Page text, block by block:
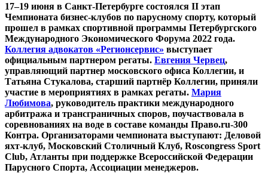
17–19 июня в Санкт-Петербурге состоялся II этап
Чемпионата бизнес-клубов по парусному спорту, который
прошел в рамках спортивной программы Петербургского
Международного Экономического Форума 2022 года.
Коллегия адвокатов «Регионсервис» выступает
официальным партнером регаты. Евгения Червец,
управляющий партнер московского офиса Коллегии, и
Татьяна Стукалова, старший партнёр Коллегии, приняли
участие в мероприятиях в рамках регаты. Мария
Любимова, руководитель практики международного
арбитража и трансграничных споров, поучаствовала в
соревнованиях на воде в составе команды Право.ru-300
Контра. Организаторами чемпионата выступают: Деловой
яхт-клуб, Московский Столичный Клуб, Roscongress Sport
Club, Атланты при поддержке Всероссийской Федерации
Парусного Спорта, Ассоциации менеджеров.